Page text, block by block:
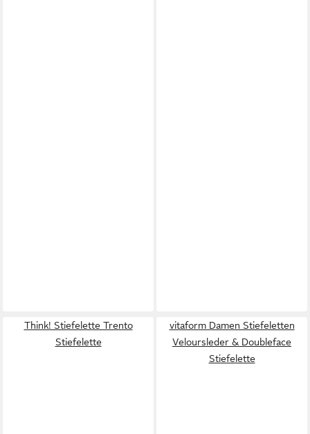
Think! Stiefelette Trento
Stiefelette
vitaform Damen Stiefeletten
Veloursleder & Doubleface
Stiefelette